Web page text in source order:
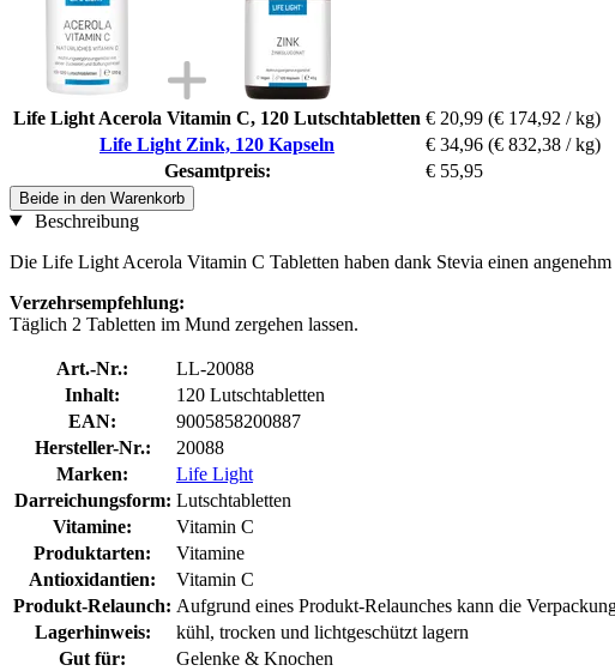
Life Light Acerola Vitamin C, 120 Lutschtabletten € 20,99 (€ 174,92 / kg)
Life Light Zink, 120 Kapseln
€ 34,96 (€ 832,38 / kg)
Gesamtpreis:
€ 55,95
Beide in den Warenkorb
Beschreibung
Die Life Light Acerola Vitamin C Tabletten haben dank Stevia einen
Verzehrsempfehlung:
Täglich 2 Tabletten im Mund zergehen lassen.
Art.-Nr.:
LL-20088
Inhalt:
120 Lutschtabletten
EAN:
9005858200887
Hersteller-Nr.:
20088
Marken:
Life Light
Darreichungsform: Lutschtabletten
Vitamine:
Vitamin C
Produktarten:
Vitamine
Antioxidantien:
Vitamin C
Produkt-Relaunch: Aufgrund eines Produkt-Relaunches kann die
Lagerhinweis:
kühl, trocken und lichtgeschützt lagern
Gut für:
Gelenke & Knochen